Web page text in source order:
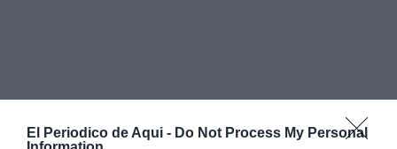
El Periodico de Aqui - Do Not Process My Personal